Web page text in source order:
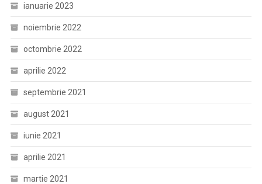
ianuarie 2023
noiembrie 2022
octombrie 2022
aprilie 2022
septembrie 2021
august 2021
iunie 2021
aprilie 2021
martie 2021